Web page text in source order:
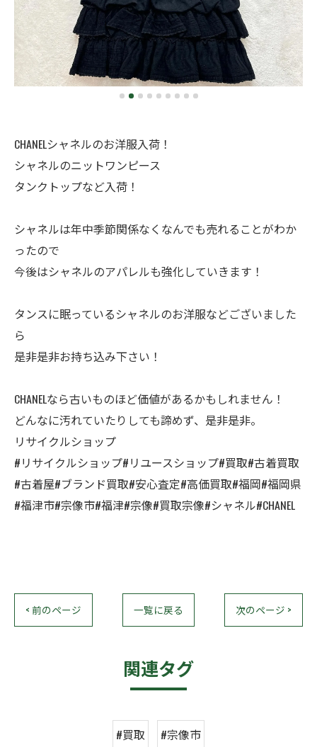
CHANELシャネルのお洋服入荷！
シャネルのニットワンピース
タンクトップなど入荷！
シャネルは年中季節関係なくなんでも売れることがわか
ったので
今後はシャネルのアパレルも強化していきます！
タンスに眠っているシャネルのお洋服などございました
ら
是非是非お持ち込み下さい！
CHANELなら古いものほど価値があるかもしれません！
どんなに汚れていたりしても諦めず、是非是非。
リサイクルショップ
#リサイクルショップ#リユースショップ#買取#古着買取
#古着屋#ブランド買取#安心査定#高価買取#福岡#福岡県
#福津市#宗像市#福津#宗像#買取宗像#シャネル#CHANEL
< 前のページ 一覧に戻る 次のページ >
関連タグ
#買取 #宗像市